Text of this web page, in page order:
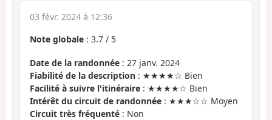
03 févr. 2024 à 12:36
Note globale : 3.7 / 5
Date de la randonnée : 27 janv. 2024
Fiabilité de la description : ★★★★☆ Bien
Facilité à suivre l'itinéraire : ★★★★☆ Bien
Intérêt du circuit de randonnée : ★★★☆☆ Moyen
Circuit très fréquenté : Non